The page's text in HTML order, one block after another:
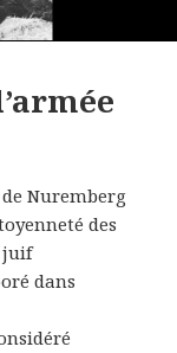
Nuremberg
des
juif
dans